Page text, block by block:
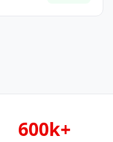
600k+